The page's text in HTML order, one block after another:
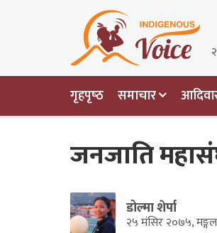
गृहपृष्‍ठ समाचार
जनजाति
डोल्मा शेर्पा
२५ मंसिर २०७५,